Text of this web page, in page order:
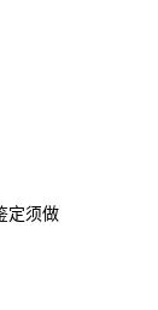
定须做